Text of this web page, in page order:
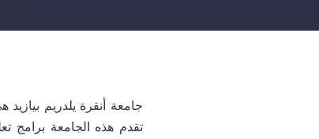
جامعة أنقرة يلدريم
تقدم هذه الجامعة برامج